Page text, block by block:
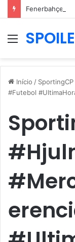
Menu
Início /
#Futebol